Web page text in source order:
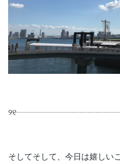
そしてそして、今日は嬉しい